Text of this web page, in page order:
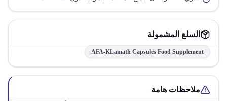
السلع المشمولة
AFA-KLamath Capsules Food Supplement
ملاحظات هامة